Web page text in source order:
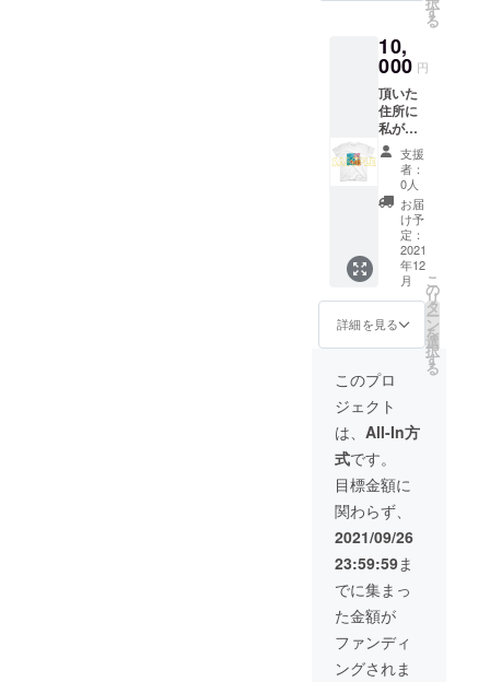
ある場
合は
ざっく
りとし
たイ
メージ
イラス
トでも
OKで
す。
デザイ
ロジェ
クト終
了後に
作製致
します
ので、
実物と
イメー
ジ画像
のもの
は柄が
異なり
ます。
す
る
10,
000 円
頂いた
住所に
私がデ
ザイン
するT
シャツ1
枚を送
付する
ととも
に、希
望する
デジタ
ルイラ
ストを1
枚作製
しメー
ルにて
送らせ
ていた
だきま
す。 ※T
シャツ
はプロ
ジェク
ト終了
後にデ
ザイン
致しま
すの
で、イ
メージ
画像の
ものと
は異な
支援
者：
0人
お届
け予
定：
2021
年12
月
詳細を見る
こ
の
リ
タ
ー
ン
を
選
択
す
る
このプロ
ジェクト
は、 All-In方
式です。
目標金額に
関わらず、
2021/09/26
23:59:59ま
でに集まっ
た金額が
ファンディ
ングされま